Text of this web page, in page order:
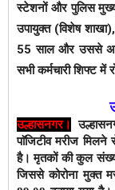
स्टेशनों और पुलिस
उपायुक्त (विशेष
55 साल और उससे
सभी कर्मचारी शिफ्ट
उल्हासनगर।
पाॅजिटीव मरीज
है।मृतकों की कुल
जिससे कोरोना मुक्त